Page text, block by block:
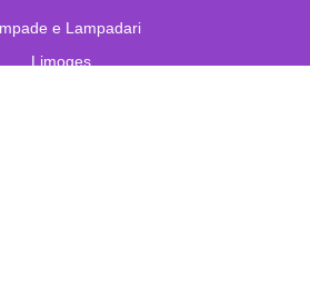
e Lampadari
Limoges